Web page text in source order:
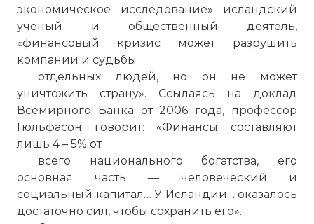
экономическое исследование» исландский
ученый и общественный деятель,
«финансовый кризис может разрушить
компании и судьбы
отдельных людей, но он не может
уничтожить страну». Ссылаясь на доклад
Всемирного Банка от 2006 года, профессор
Гюльфасон говорит: «Финансы составляют
лишь 4 – 5% от
всего национального богатства, его
основная часть — человеческий и
социальный капитал… У Исландии… оказалось
достаточно сил, чтобы сохранить его».